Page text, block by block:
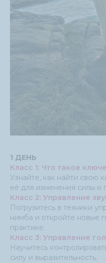
1 ДЕНЬ
Класс 1: Что такое
Узнайте, как найти свою
её для изменения силы и
Класс 2: Управление
Погрузитесь в техники
нимба и откройте новые
практике.
Класс 3: Управление
Научитесь
силу и выразительность.